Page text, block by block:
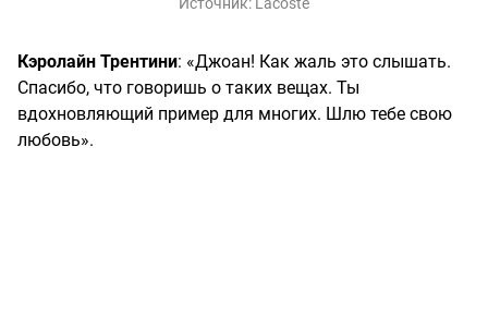
Кэролайн Трентини: «Джоан! Как жаль это слышать.
Спасибо, что говоришь о таких вещах. Ты
вдохновляющий пример для многих. Шлю тебе свою
любовь».